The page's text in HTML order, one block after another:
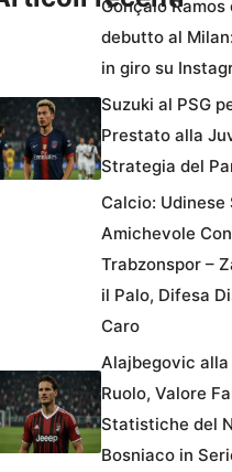
Gonçalo
debutto al
in giro su
Suzuki al PSG
Prestato alla
Strategia del
Calcio:
Amichevole
Trabzonspor –
il Palo, Difesa
Caro
Alajbegovic
Ruolo, Valore
Statistiche del
Bosniaco in